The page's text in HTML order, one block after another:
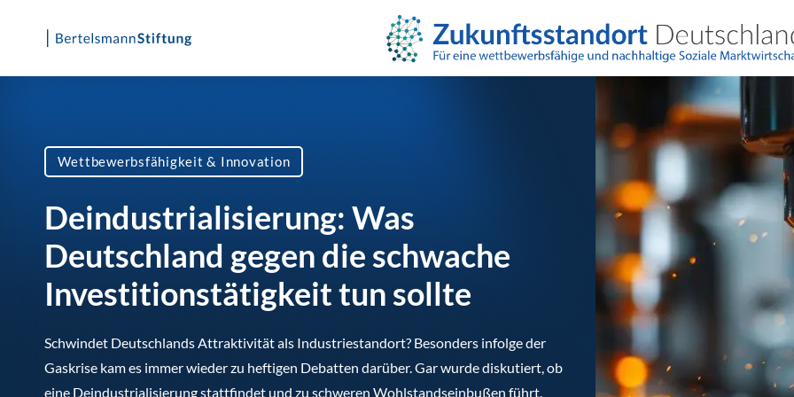
Skip
Wettbewerbsfähigkeit & Innovation
Deindustrialisierung: Was
Deutschland gegen die schwache
Investitionstätigkeit tun sollte
Schwindet Deutschlands Attraktivität als Industriestandort? Besonders infolge der
Gaskrise kam es immer wieder zu heftigen Debatten darüber. Gar wurde diskutiert, ob
eine Deindustrialisierung stattfindet und zu schweren Wohlstandseinbußen führt.